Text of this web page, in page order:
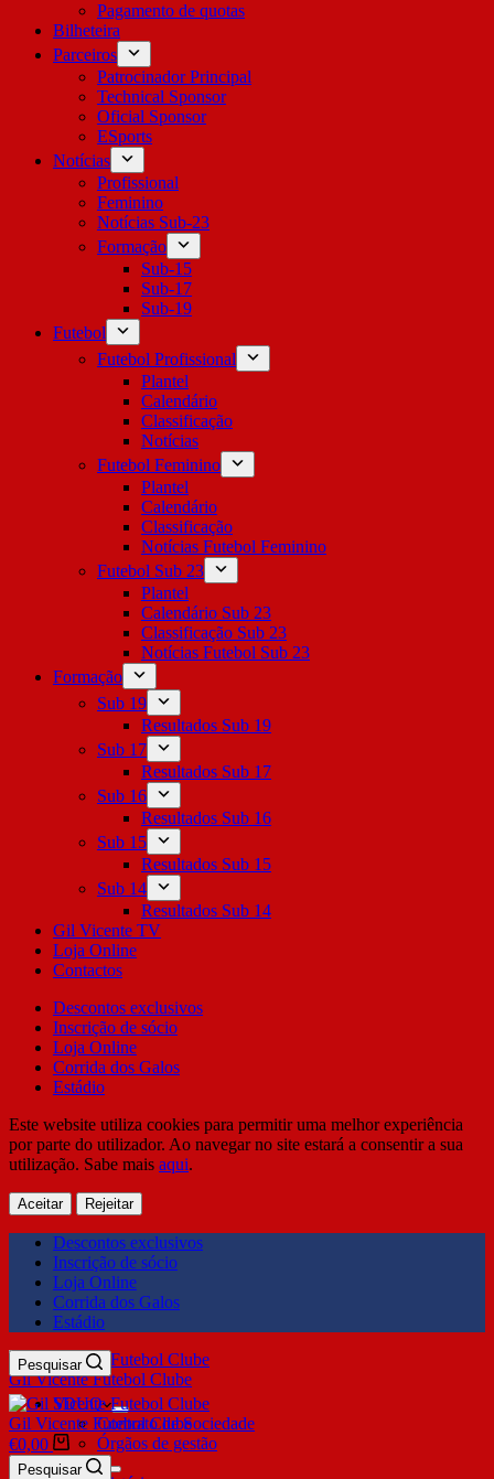
Pagamento de quotas
Bilheteira
Parceiros
Patrocinador Principal
Technical Sponsor
Oficial Sponsor
ESports
Notícias
Profissional
Feminino
Notícias Sub-23
Formação
Sub-15
Sub-17
Sub-19
Futebol
Futebol Profissional
Plantel
Calendário
Classificação
Notícias
Futebol Feminino
Plantel
Calendário
Classificação
Notícias Futebol Feminino
Futebol Sub 23
Plantel
Calendário Sub 23
Classificação Sub 23
Notícias Futebol Sub 23
Formação
Sub 19
Resultados Sub 19
Sub 17
Resultados Sub 17
Sub 16
Resultados Sub 16
Sub 15
Resultados Sub 15
Sub 14
Resultados Sub 14
Gil Vicente TV
Loja Online
Contactos
Descontos exclusivos
Inscrição de sócio
Loja Online
Corrida dos Galos
Estádio
Este website utiliza cookies para permitir uma melhor experiência
por parte do utilizador. Ao navegar no site estará a consentir a sua
utilização. Sabe mais aqui.
Aceitar Rejeitar
Descontos exclusivos
Inscrição de sócio
Loja Online
Corrida dos Galos
Estádio
Gil Vicente Futebol Clube
Pesquisar
SDUQ
Contrato de Sociedade
Órgãos de gestão
Clube
Gil Vicente Futebol Clube
€0,00
Pesquisar